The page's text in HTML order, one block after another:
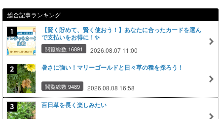
総合記事ランキング
【賢く貯めて、賢く使おう！】あなたに合ったカードを選ん
で支払いをお得に！✨
閲覧総数 16891 2026.08.07 11:00
暑さに強い！マリーゴールドと日々草の種を採ろう！
閲覧総数 9489 2026.08.08 16:58
百日草を長く楽しみたい